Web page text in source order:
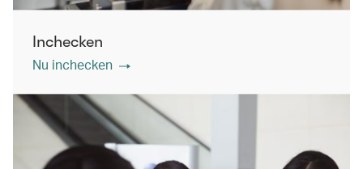
Inchecken
Nu inchecken